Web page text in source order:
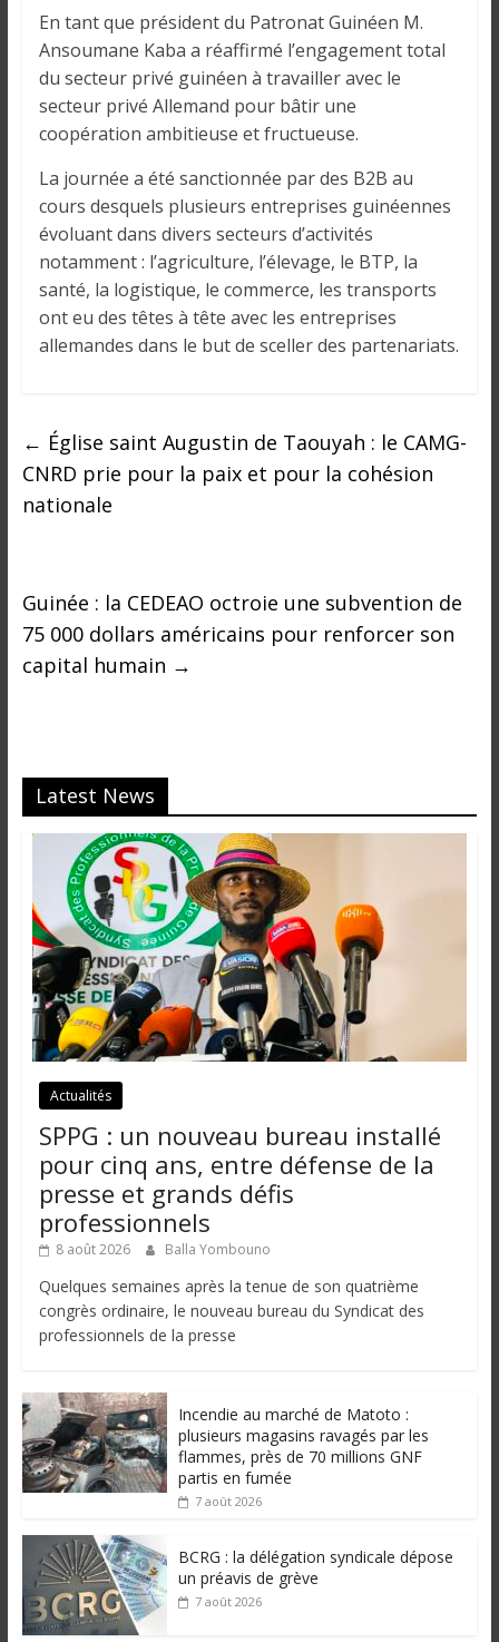
En tant que président du Patronat Guinéen M.
Ansoumane Kaba a réaffirmé l’engagement total
du secteur privé guinéen à travailler avec le
secteur privé Allemand pour bâtir une
coopération ambitieuse et fructueuse.
La journée a été sanctionnée par des B2B au
cours desquels plusieurs entreprises guinéennes
évoluant dans divers secteurs d’activités
notamment : l’agriculture, l’élevage, le BTP, la
santé, la logistique, le commerce, les transports
ont eu des têtes à tête avec les entreprises
allemandes dans le but de sceller des partenariats.
← Église saint Augustin de Taouyah : le CAMG-
CNRD prie pour la paix et pour la cohésion
nationale
Guinée : la CEDEAO octroie une subvention de
75 000 dollars américains pour renforcer son
capital humain →
Latest News
Actualités
SPPG : un nouveau bureau installé
pour cinq ans, entre défense de la
presse et grands défis
professionnels
8 août 2026 Balla Yombouno
Quelques semaines après la tenue de son quatrième
congrès ordinaire, le nouveau bureau du Syndicat des
professionnels de la presse
Incendie au marché de Matoto :
plusieurs magasins ravagés par les
flammes, près de 70 millions GNF
partis en fumée
7 août 2026
BCRG : la délégation syndicale dépose
un préavis de grève
7 août 2026